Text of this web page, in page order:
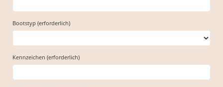
Bootstyp (erforderlich)
Kennzeichen (erforderlich)